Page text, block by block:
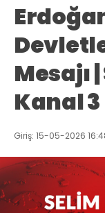
Mesajı
Kanal
Giriş: 15-05-2026